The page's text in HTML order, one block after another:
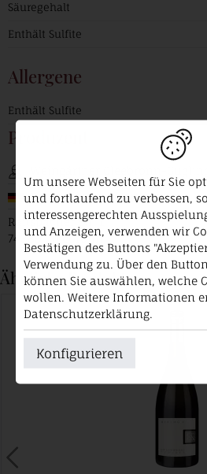
Säuregehalt
Enthält Sulfite
Allergene
Enthält Sulfite
Produzent
Deutschland / Württemberg
Ranspacher Str. 1
74389 Cleebronn
Ähnliche Produkte
Um unsere Webseiten für Sie
und fortlaufend zu verbessen,
interessengerechten
und Anzeigen, verwenden wir
Bestätigen des Buttons
Verwendung zu. Über den
können Sie auswählen, welche
wollen. Weitere Informationen
Datenschutzerklärung.
Konfigurieren